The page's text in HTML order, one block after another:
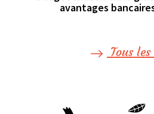
avantages
Tous